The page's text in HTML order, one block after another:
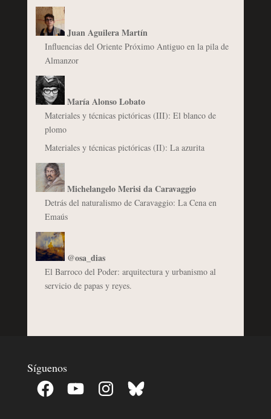
Juan Aguilera Martín
Influencias del Oriente Próximo Antiguo en la pila de
Almanzor
María Alonso Lobato
Materiales y técnicas pictóricas (III): El blanco de
plomo
Materiales y técnicas pictóricas (II): La azurita
Michelangelo Merisi da Caravaggio
Detrás del naturalismo de Caravaggio: La Cena en
Emaús
@osa_dias
El Barroco del Poder: arquitectura y urbanismo al
servicio de papas y reyes.
Síguenos
Facebook YouTube InstagramBluesky